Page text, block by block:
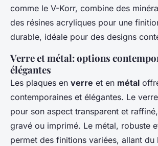
comme le V-Korr, combine des
des résines acryliques pour une
durable, idéale pour des designs
Verre et métal: options
élégantes
Les plaques en verre et en métal
contemporaines et élégantes. Le
pour son aspect transparent et
gravé ou imprimé. Le métal, robuste
permet des finitions variées, allant